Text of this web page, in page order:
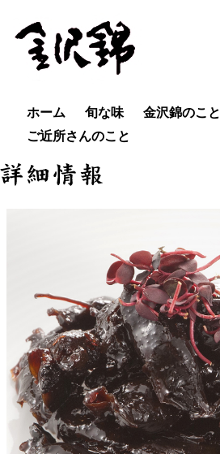
ホーム 旬な味
金沢錦のこと
ご近所さんのこと